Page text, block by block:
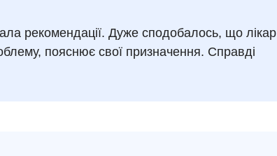
рекомендації. Дуже сподобалось, що лікар
пояснює свої призначення. Справді